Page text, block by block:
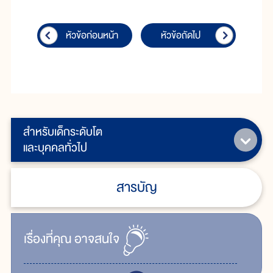
สำหรับเด็กระดับโต
และบุคคลทั่วไป
สารบัญ
เรื่ิองที่คุณอาจสนใจ
หัวข้อก่อนหน้า หัวข้อถัดไป